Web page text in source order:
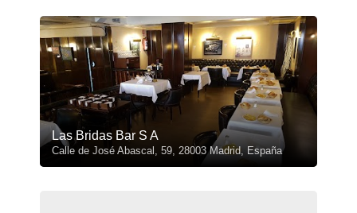
Las Bridas Bar S A
Calle de José Abascal, 59, 28003 Madrid, España